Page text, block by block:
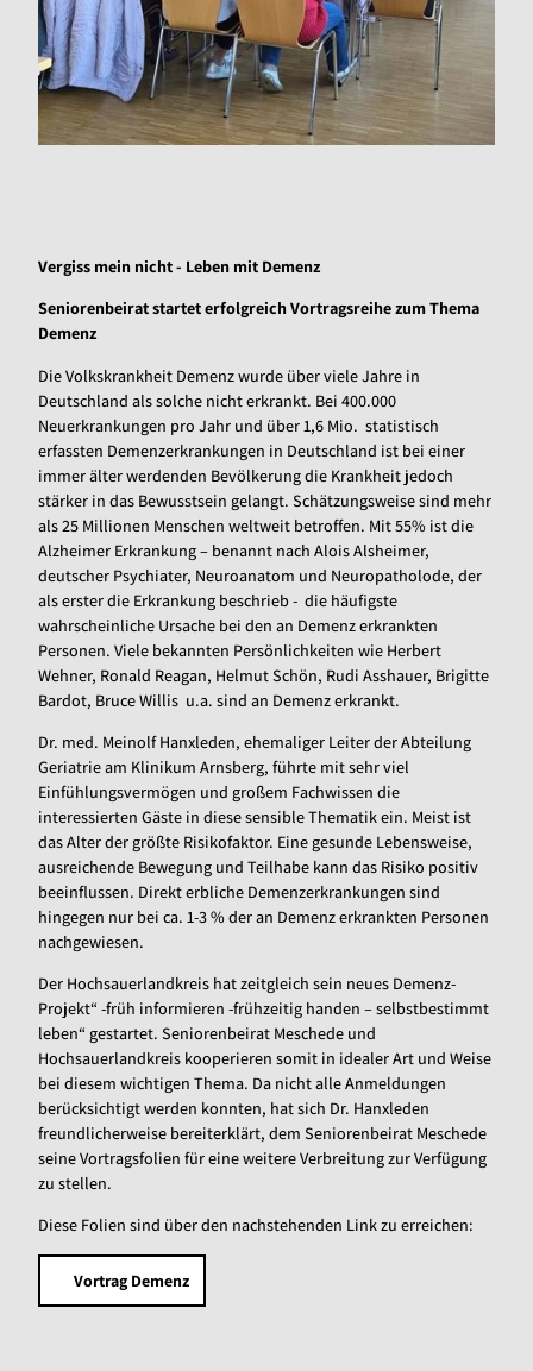
Vergiss mein nicht - Leben mit Demenz
Seniorenbeirat startet erfolgreich Vortragsreihe zum Thema
Demenz
Die Volkskrankheit Demenz wurde über viele Jahre in
Deutschland als solche nicht erkrankt. Bei 400.000
Neuerkrankungen pro Jahr und über 1,6 Mio. statistisch
erfassten Demenzerkrankungen in Deutschland ist bei einer
immer älter werdenden Bevölkerung die Krankheit jedoch
stärker in das Bewusstsein gelangt. Schätzungsweise sind mehr
als 25 Millionen Menschen weltweit betroffen. Mit 55% ist die
Alzheimer Erkrankung – benannt nach Alois Alsheimer,
deutscher Psychiater, Neuroanatom und Neuropatholode, der
als erster die Erkrankung beschrieb - die häufigste
wahrscheinliche Ursache bei den an Demenz erkrankten
Personen. Viele bekannten Persönlichkeiten wie Herbert
Wehner, Ronald Reagan, Helmut Schön, Rudi Asshauer, Brigitte
Bardot, Bruce Willis u.a. sind an Demenz erkrankt.
Dr. med. Meinolf Hanxleden, ehemaliger Leiter der Abteilung
Geriatrie am Klinikum Arnsberg, führte mit sehr viel
Einfühlungsvermögen und großem Fachwissen die
interessierten Gäste in diese sensible Thematik ein. Meist ist
das Alter der größte Risikofaktor. Eine gesunde Lebensweise,
ausreichende Bewegung und Teilhabe kann das Risiko positiv
beeinflussen. Direkt erbliche Demenzerkrankungen sind
hingegen nur bei ca. 1-3 % der an Demenz erkrankten Personen
nachgewiesen.
Der Hochsauerlandkreis hat zeitgleich sein neues Demenz-
Projekt“ -früh informieren -frühzeitig handen – selbstbestimmt
leben“ gestartet. Seniorenbeirat Meschede und
Hochsauerlandkreis kooperieren somit in idealer Art und Weise
bei diesem wichtigen Thema. Da nicht alle Anmeldungen
berücksichtigt werden konnten, hat sich Dr. Hanxleden
freundlicherweise bereiterklärt, dem Seniorenbeirat Meschede
seine Vortragsfolien für eine weitere Verbreitung zur Verfügung
zu stellen.
Diese Folien sind über den nachstehenden Link zu erreichen:
Vortrag Demenz